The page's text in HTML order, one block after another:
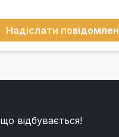
Надіслати
відбувається!